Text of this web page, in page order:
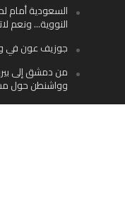
السعودية أمام
النووية… ونعم
جوزيف عون في
من دمشق إلى
وواشنطن حول
اليسار اللبناني